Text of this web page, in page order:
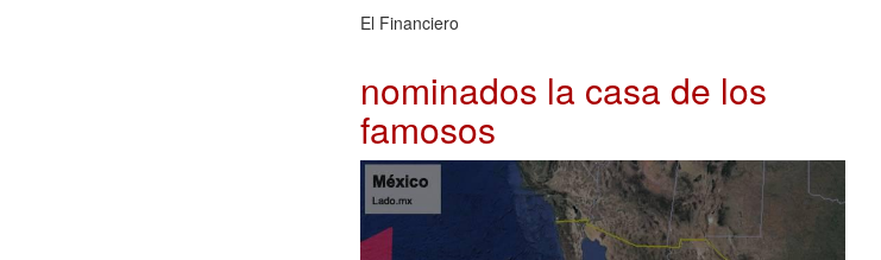
El Financiero
nominados la casa de los
famosos